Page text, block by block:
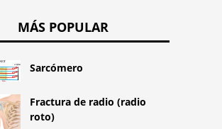
MÁS POPULAR
Sarcómero
Fractura de radio (radio
roto)